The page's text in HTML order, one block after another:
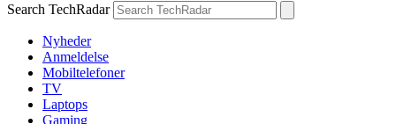
Search TechRadar
Nyheder
Anmeldelse
Mobiltelefoner
TV
Laptops
Gaming